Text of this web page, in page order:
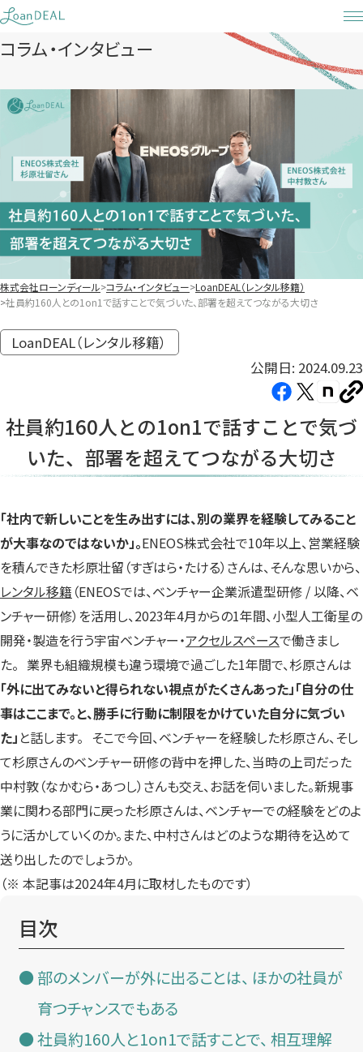
Skip
to
content
コラム・インタビュー
株式会社ローンディール コラム・インタビュー LoanDEAL（レンタル移籍）
社員約160人との1on1で話すことで気づいた、部署を超えてつながる大切さ
LoanDEAL（レンタル移籍）
公開日: 2024.09.23
Facebook（新
い
タ
ブ
開
き
ま
す）
X（新
い
タ
ブ
開
き
ま
す）
note（新
い
タ
ブ
開
き
ま
す）
コ
社員約160人との1on1で話すことで気づ
いた、部署を超えてつながる大切さ
「社内で新しいことを生み出すには、別の業界を経験してみること
が大事なのではないか」。ENEOS株式会社で10年以上、営業経験
を積んできた杉原壮留（すぎはら・たける）さんは、そんな思いから、
レンタル移籍 （ENEOSでは、ベンチャー企業派遣型研修 / 以降、ベ
ンチャー研修）を活用し、2023年4月からの1年間、小型人工衛星の
開発・製造を行う宇宙ベンチャー・アクセルスペースで働きまし
た。 業界も組織規模も違う環境で過ごした1年間で、杉原さんは
「外に出てみないと得られない視点がたくさんあった」「自分の仕
事はここまで。と、勝手に行動に制限をかけていた自分に気づい
た」 と話します。 そこで今回、ベンチャーを経験した杉原さん、そし
て杉原さんのベンチャー研修の背中を押した、当時の上司だった
中村敦（なかむら・あつし）さんも交え、お話を伺いました。新規事
業に関わる部門に戻った杉原さんは、ベンチャーでの経験をどのよ
うに活かしていくのか。また、中村さんはどのような期待を込めて
送り出したのでしょうか。
（※ 本記事は2024年4月に取材したものです）
目次
部のメンバーが外に出ることは、 ほかの社員が
育つチャンスでもある
社員約160人と1on1で話すことで、 相互理解